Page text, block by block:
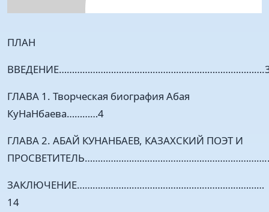
ПЛАН
ГЛАВА 1. Творческая биография Абая
КуНаНбаева…………4
ГЛАВА 2. АБАЙ КУНАНБАЕВ, КАЗАХСКИЙ ПОЭТ И
ЗАКЛЮЧЕНИЕ………………………………………………………………
14